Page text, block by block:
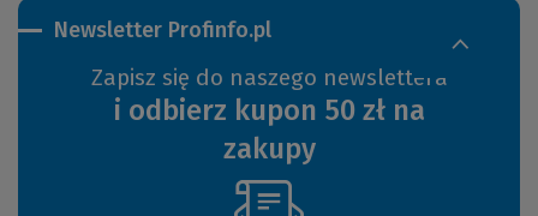
Newsletter Profinfo.pl
Zapisz się do naszego newslettera
i odbierz kupon 50 zł na
zakupy